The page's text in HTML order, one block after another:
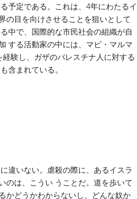
予定である。これは、4年にわたるイ
の目を向けさせることを狙いとして
中で、国際的な市民社会の組織が自
する活動家の中には、マビ・マルマ
験し、ガザのパレスチナ人に対する
含まれている。
違いない。虐殺の際に、あるイスラ
のは、こうい うことだ。道を歩いて
かどうかわからないし、どんな奴か